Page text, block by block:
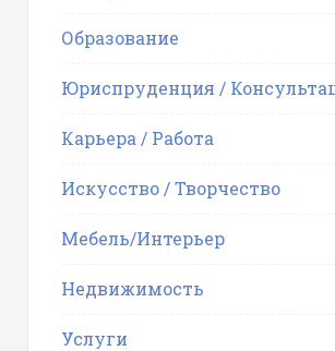
Образование
Юриспруденция /
Карьера / Работа
Искусство / Творчество
Мебель/Интерьер
Недвижимость
Услуги